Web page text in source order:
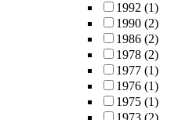
1992 (1)
1990 (2)
1986 (2)
1978 (2)
1977 (1)
1976 (1)
1975 (1)